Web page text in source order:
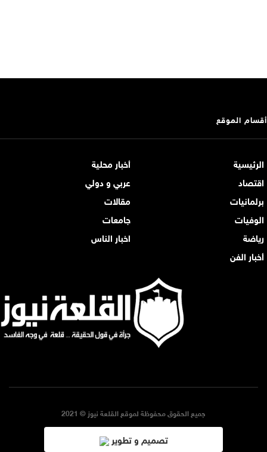
أقسام الموقع
الرئيسية
أخبار محلية
اقتصاد
عربي و دولي
برلمانيات
مقالات
الوفيات
جامعات
رياضة
اخبار الناس
أخبار الفن
جميع الحقوق محفوظة لموقع القلعة نيوز © 2021
تصميم و تطوير